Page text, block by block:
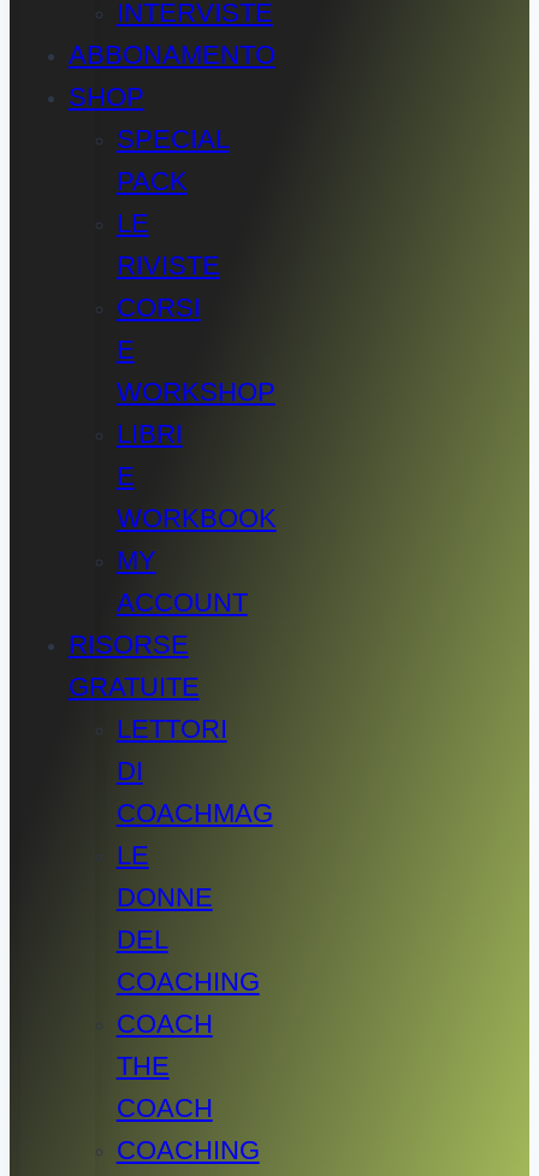
INTERVISTE
ABBONAMENTO
SHOP
SPECIAL
PACK
LE
RIVISTE
CORSI
E
WORKSHOP
LIBRI
E
WORKBOOK
MY
ACCOUNT
RISORSE
GRATUITE
LETTORI
DI
COACHMAG
LE
DONNE
DEL
COACHING
COACH
THE
COACH
COACHING